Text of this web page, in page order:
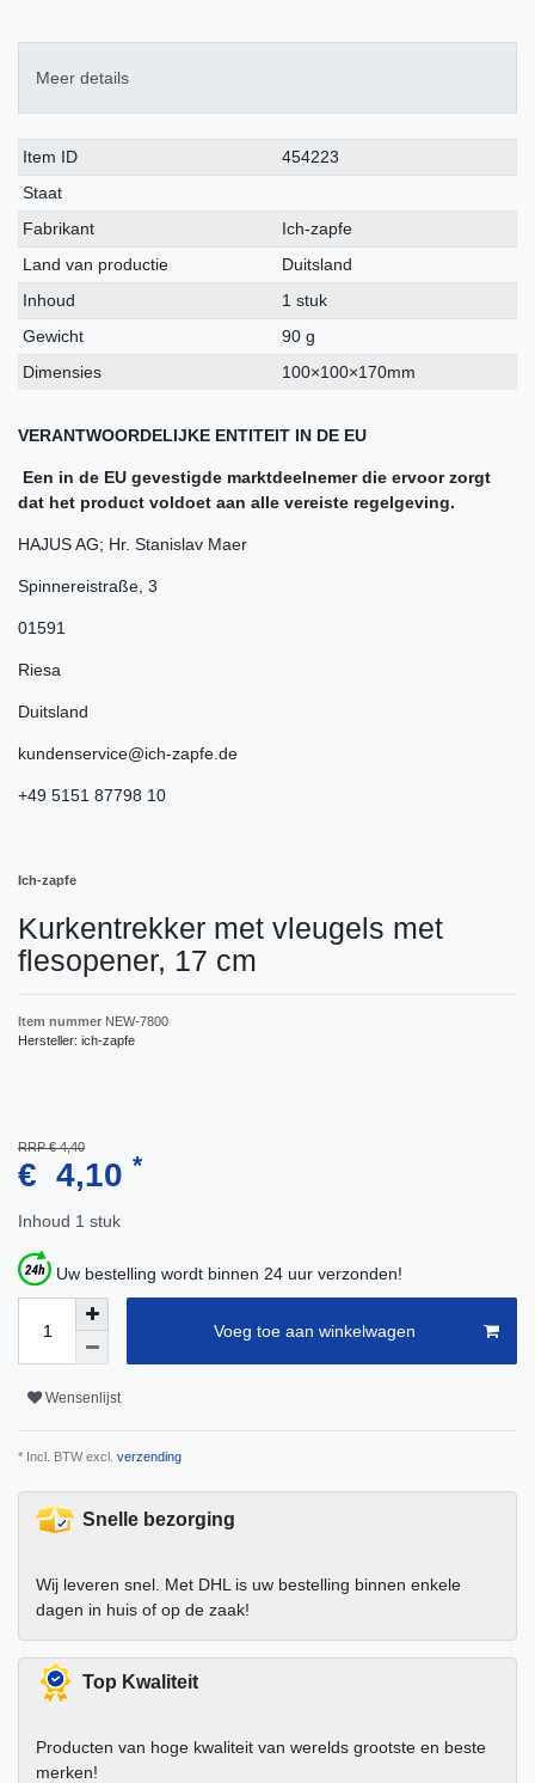
Meer details
Technisch
kenmerk
Waarde
Item ID
454223
Staat
Fabrikant
Ich-zapfe
Land van productie
Duitsland
Inhoud
1 stuk
Gewicht
90 g
Dimensies
100×100×170mm
VERANTWOORDELIJKE ENTITEIT IN DE EU
Een in de EU gevestigde marktdeelnemer die ervoor zorgt
dat het product voldoet aan alle vereiste regelgeving.
HAJUS AG; Hr. Stanislav Maer
Spinnereistraße 3
01591
Riesa
Duitsland
kundenservice@ich-zapfe.de
+49 5151 87798 10
Ich-zapfe
Kurkentrekker met vleugels met
flesopener, 17 cm
Item nummer NEW-7800
Hersteller: ich-zapfe
RRP € 4,40
€ 4,10 *
Inhoud 1 stuk
Uw bestelling wordt binnen 24 uur verzonden!
Voeg toe aan winkelwagen
Wensenlijst
* Incl. BTW excl. verzending
Snelle bezorging
Wij leveren snel. Met DHL is uw bestelling binnen enkele
dagen in huis of op de zaak!
Top Kwaliteit
Producten van hoge kwaliteit van werelds grootste en beste
merken!